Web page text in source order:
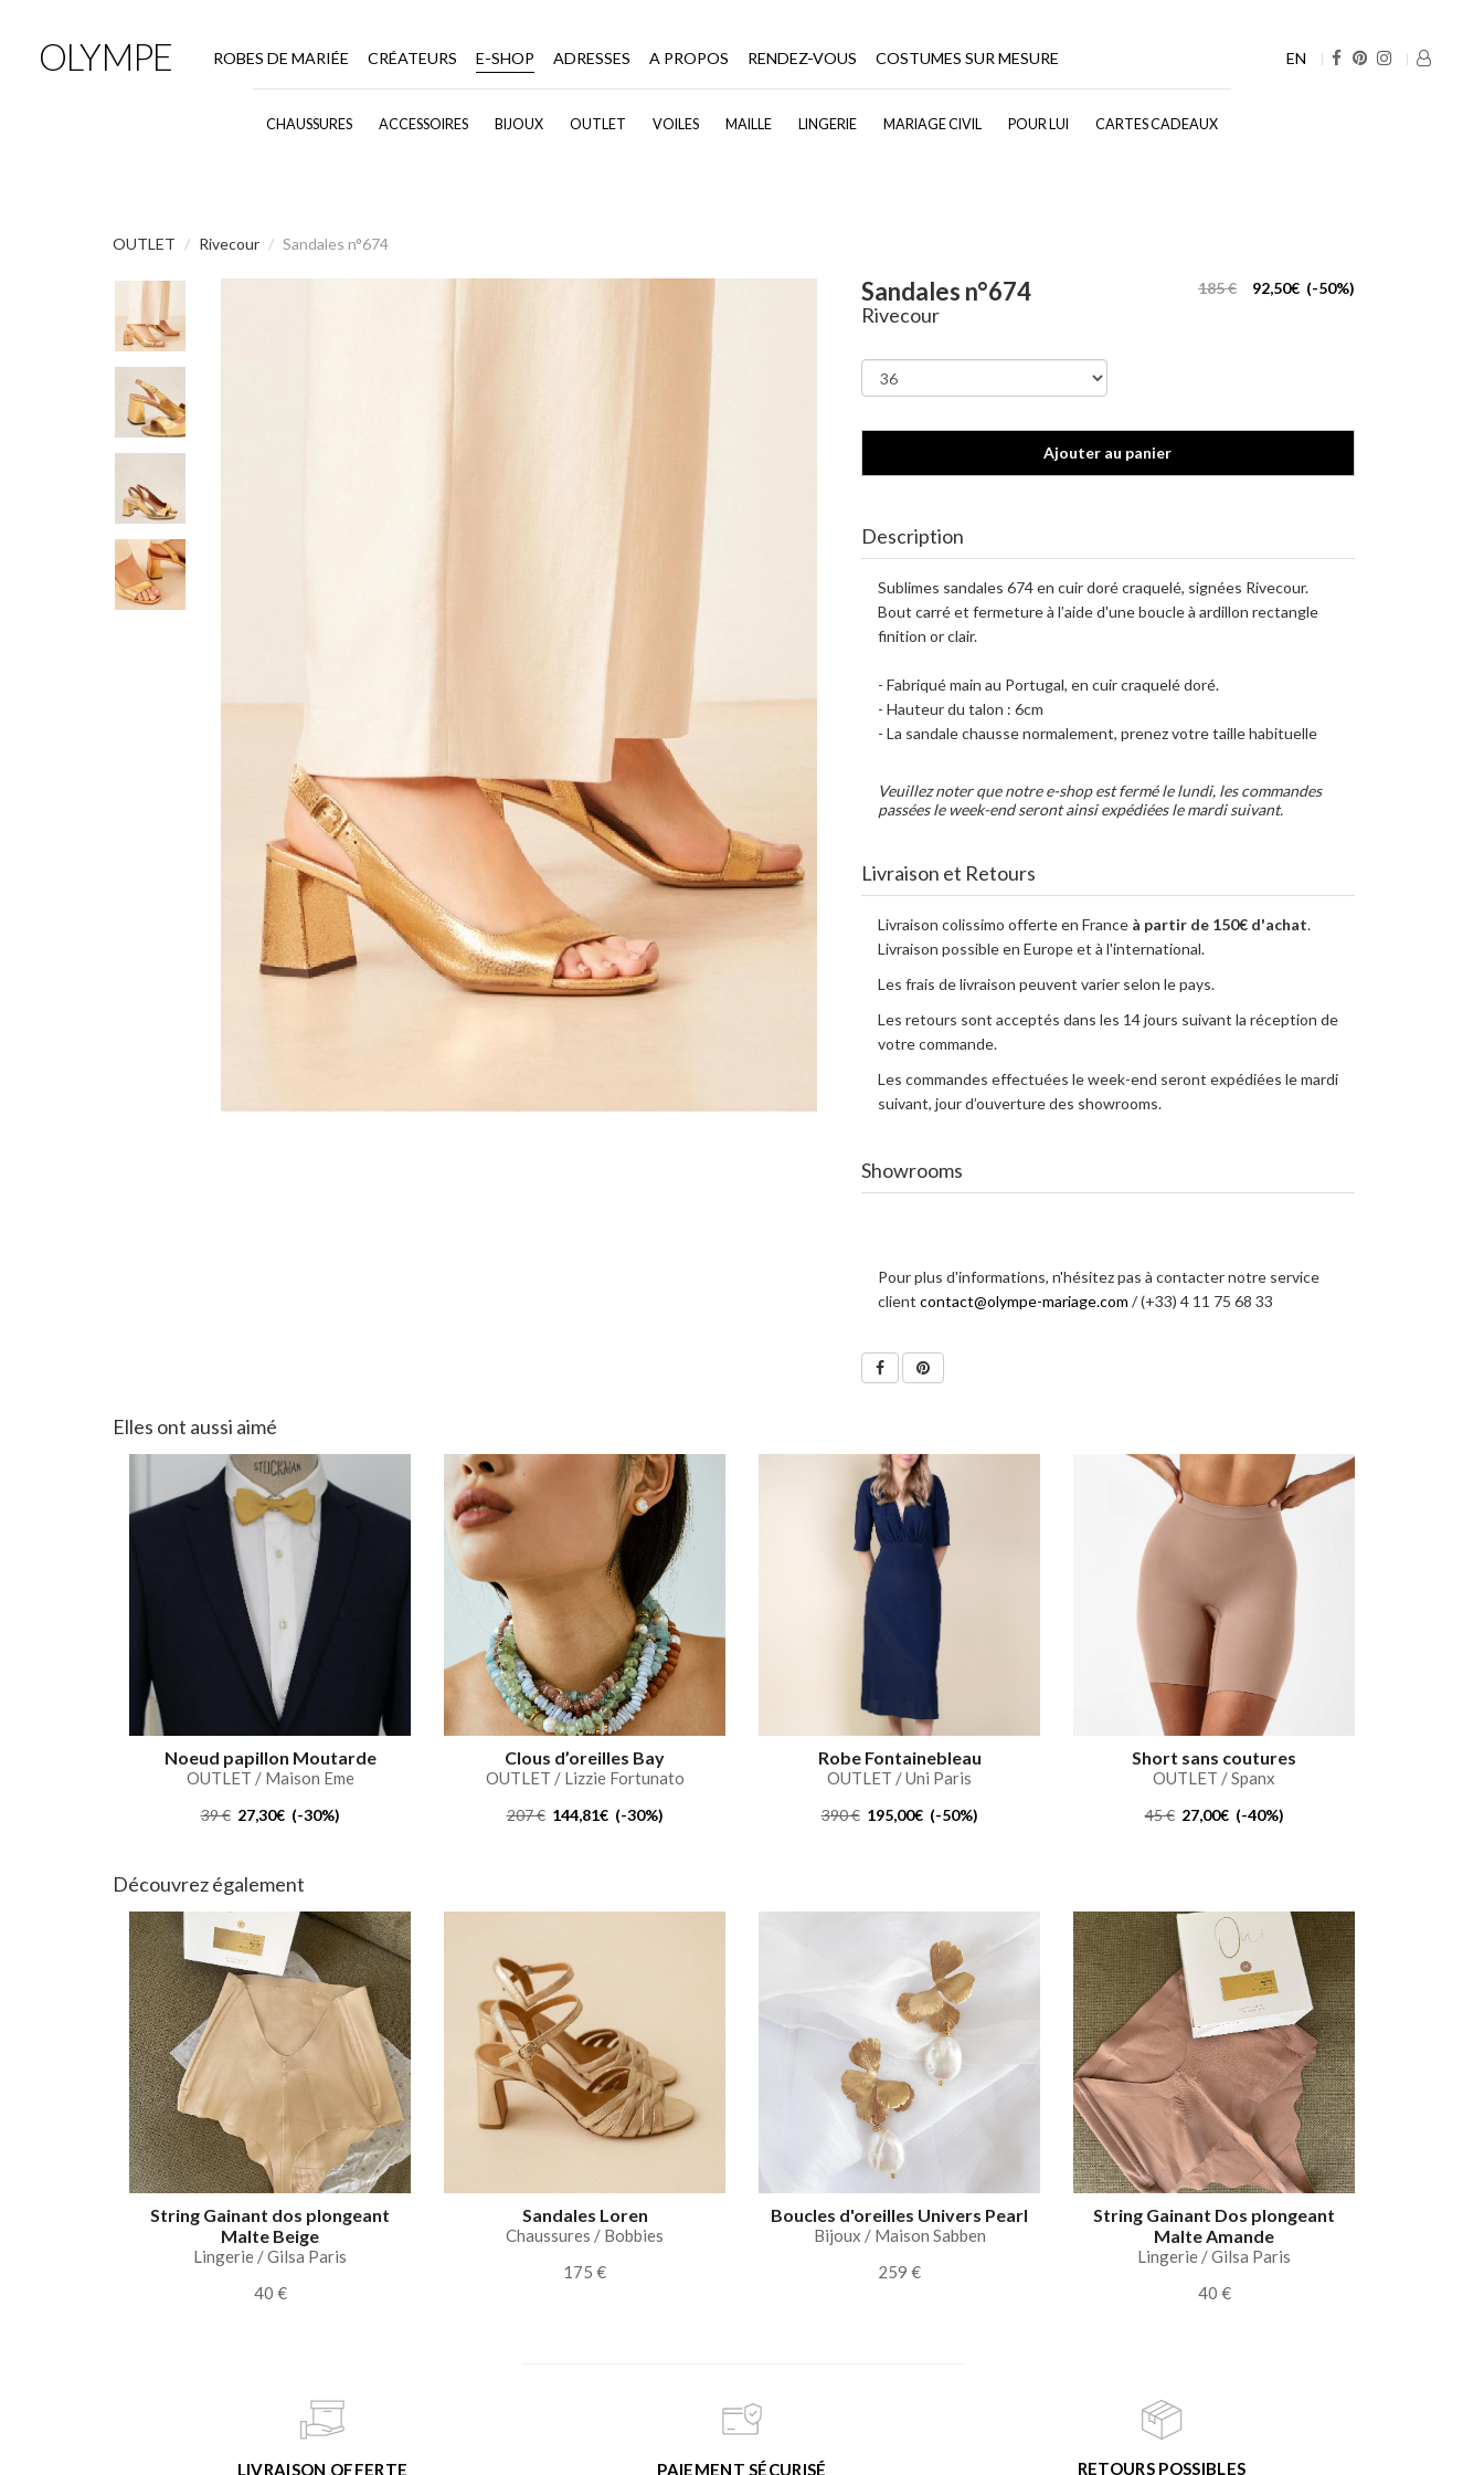
OLYMPE EN
ROBES DE MARIÉE CRÉATEURS E-SHOP ADRESSES A PROPOS RENDEZ-VOUS COSTUMES SUR MESURE
CHAUSSURES ACCESSOIRES BIJOUX OUTLET VOILES MAILLE LINGERIE MARIAGE CIVIL POUR LUI CARTES CADEAUX
OUTLET Rivecour Sandales n°674
Sandales n°674 185 € 92,50€ (-50%)
Rivecour
Ajouter au panier
Description
Sublimes sandales 674 en cuir doré craquelé, signées Rivecour.
Bout carré et fermeture à l’aide d'une boucle à ardillon rectangle
finition or clair.
- Fabriqué main au Portugal, en cuir craquelé doré.
- Hauteur du talon : 6cm
- La sandale chausse normalement, prenez votre taille habituelle
Veuillez noter que notre e-shop est fermé le lundi, les commandes
passées le week-end seront ainsi expédiées le mardi suivant.
Livraison et Retours
Livraison colissimo offerte en France à partir de 150€ d'achat.
Livraison possible en Europe et à l'international.
Les frais de livraison peuvent varier selon le pays.
Les retours sont acceptés dans les 14 jours suivant la réception de
votre commande.
Les commandes effectuées le week-end seront expédiées le mardi
suivant, jour d’ouverture des showrooms.
Showrooms
Pour plus d'informations, n'hésitez pas à contacter notre service
client contact@olympe-mariage.com / (+33) 4 11 75 68 33
Elles ont aussi aimé
Noeud papillon Moutarde
OUTLET / Maison Eme
39 € 27,30€ (-30%)
Clous d’oreilles Bay
OUTLET / Lizzie Fortunato
207 € 144,81€ (-30%)
Robe Fontainebleau
OUTLET / Uni Paris
390 € 195,00€ (-50%)
Short sans coutures
OUTLET / Spanx
45 € 27,00€ (-40%)
Découvrez également
String Gainant dos plongeant
Malte Beige
Lingerie / Gilsa Paris
40 €
Sandales Loren
Chaussures / Bobbies
175 €
Boucles d'oreilles Univers Pearl
Bijoux / Maison Sabben
259 €
String Gainant Dos plongeant
Malte Amande
Lingerie / Gilsa Paris
40 €
LIVRAISON OFFERTE PAIEMENT SÉCURISÉ RETOURS POSSIBLES